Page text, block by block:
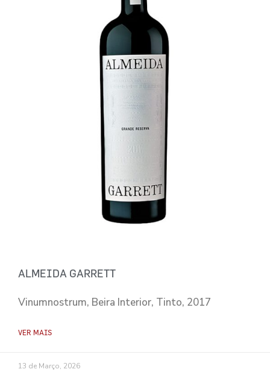
ALMEIDA GARRETT
Vinumnostrum, Beira Interior, Tinto, 2017
VER MAIS
13 de Março, 2026